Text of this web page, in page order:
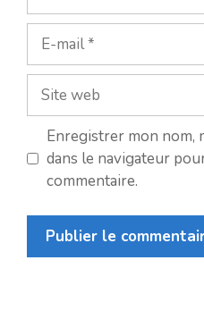
mail
Site
web
Enregistrer mon nom,
dans le navigateur
commentaire.